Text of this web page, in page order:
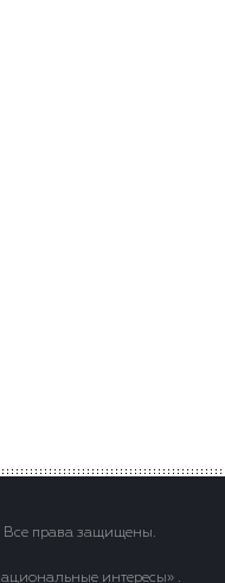
права защищены.
интересы» .